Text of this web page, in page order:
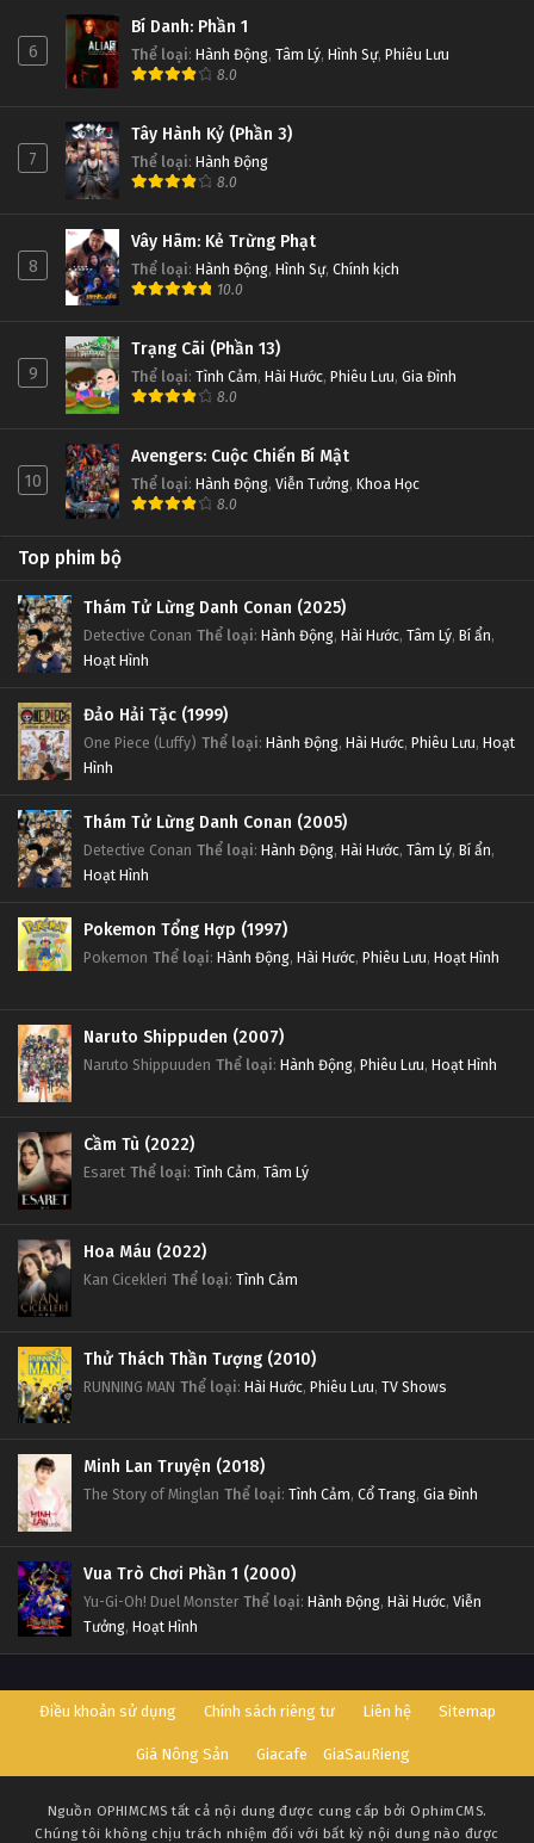
6
Bí Danh: Phần 1
Thể loại: Hành Động, Tâm Lý, Hình Sự, Phiêu Lưu
8.0
7
Tây Hành Kỷ (Phần 3)
Thể loại: Hành Động
8.0
8
Vây Hãm: Kẻ Trừng Phạt
Thể loại: Hành Động, Hình Sự, Chính kịch
10.0
9
Trạng Cãi (Phần 13)
Thể loại: Tình Cảm, Hài Hước, Phiêu Lưu, Gia Đình
8.0
10
Avengers: Cuộc Chiến Bí Mật
Thể loại: Hành Động, Viễn Tưởng, Khoa Học
8.0
Top phim bộ
Thám Tử Lừng Danh Conan (2025)
Detective Conan Thể loại: Hành Động, Hài Hước, Tâm Lý, Bí ẩn,
Hoạt Hình
Đảo Hải Tặc (1999)
One Piece (Luffy) Thể loại: Hành Động, Hài Hước, Phiêu Lưu, Hoạt
Hình
Thám Tử Lừng Danh Conan (2005)
Detective Conan Thể loại: Hành Động, Hài Hước, Tâm Lý, Bí ẩn,
Hoạt Hình
Pokemon Tổng Hợp (1997)
Pokemon Thể loại: Hành Động, Hài Hước, Phiêu Lưu, Hoạt Hình
Naruto Shippuden (2007)
Naruto Shippuuden Thể loại: Hành Động, Phiêu Lưu, Hoạt Hình
Cầm Tù (2022)
Esaret Thể loại: Tình Cảm, Tâm Lý
Hoa Máu (2022)
Kan Cicekleri Thể loại: Tình Cảm
Thử Thách Thần Tượng (2010)
RUNNING MAN Thể loại: Hài Hước, Phiêu Lưu, TV Shows
Minh Lan Truyện (2018)
The Story of Minglan Thể loại: Tình Cảm, Cổ Trang, Gia Đình
Vua Trò Chơi Phần 1 (2000)
Yu-Gi-Oh! Duel Monster Thể loại: Hành Động, Hài Hước, Viễn
Tưởng, Hoạt Hình
Điều khoản sử dụng Chính sách riêng tư Liên hệ Sitemap
Giá Nông Sản Giacafe GiaSauRieng
Nguồn OPHIMCMS tất cả nội dung được cung cấp bởi OphimCMS.
Chúng tôi không chịu trách nhiệm đối với bất kỳ nội dung nào được